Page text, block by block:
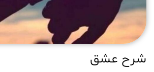
شرح عشق